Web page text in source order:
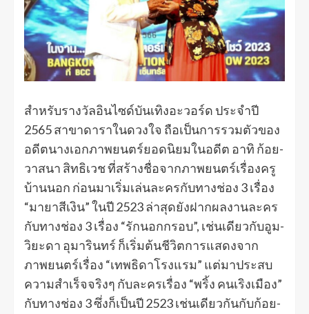
สำหรับรางวัลอินไซด์บันเทิงอะวอร์ด ประจำปี
2565 สาขาดาราในดวงใจ ถือเป็นการรวมตัวของ
อดีตนางเอกภาพยนตร์ยอดนิยมในอดีต อาทิ ก้อย-
วาสนา สิทธิเวช ที่สร้างชื่อจากภาพยนตร์เรื่องครู
บ้านนอก ก่อนมาเริ่มเล่นละครกับทางช่อง 3 เรื่อง
“มายาสีเงิน” ในปี 2523 ล่าสุดยังฝากผลงานละคร
กับทางช่อง 3 เรื่อง “รักนอกกรอบ”, เช่นเดียวกับอูม-
วิยะดา อุมารินทร์ ก็เริ่มต้นชีวิตการแสดงจาก
ภาพยนตร์เรื่อง “เทพธิดาโรงแรม” แต่มาประสบ
ความสำเร็จจริงๆ กับละครเรื่อง “พริ้ง คนเริงเมือง”
กับทางช่อง 3 ซึ่งก็เป็นปี 2523 เช่นเดียวกันกับก้อย-